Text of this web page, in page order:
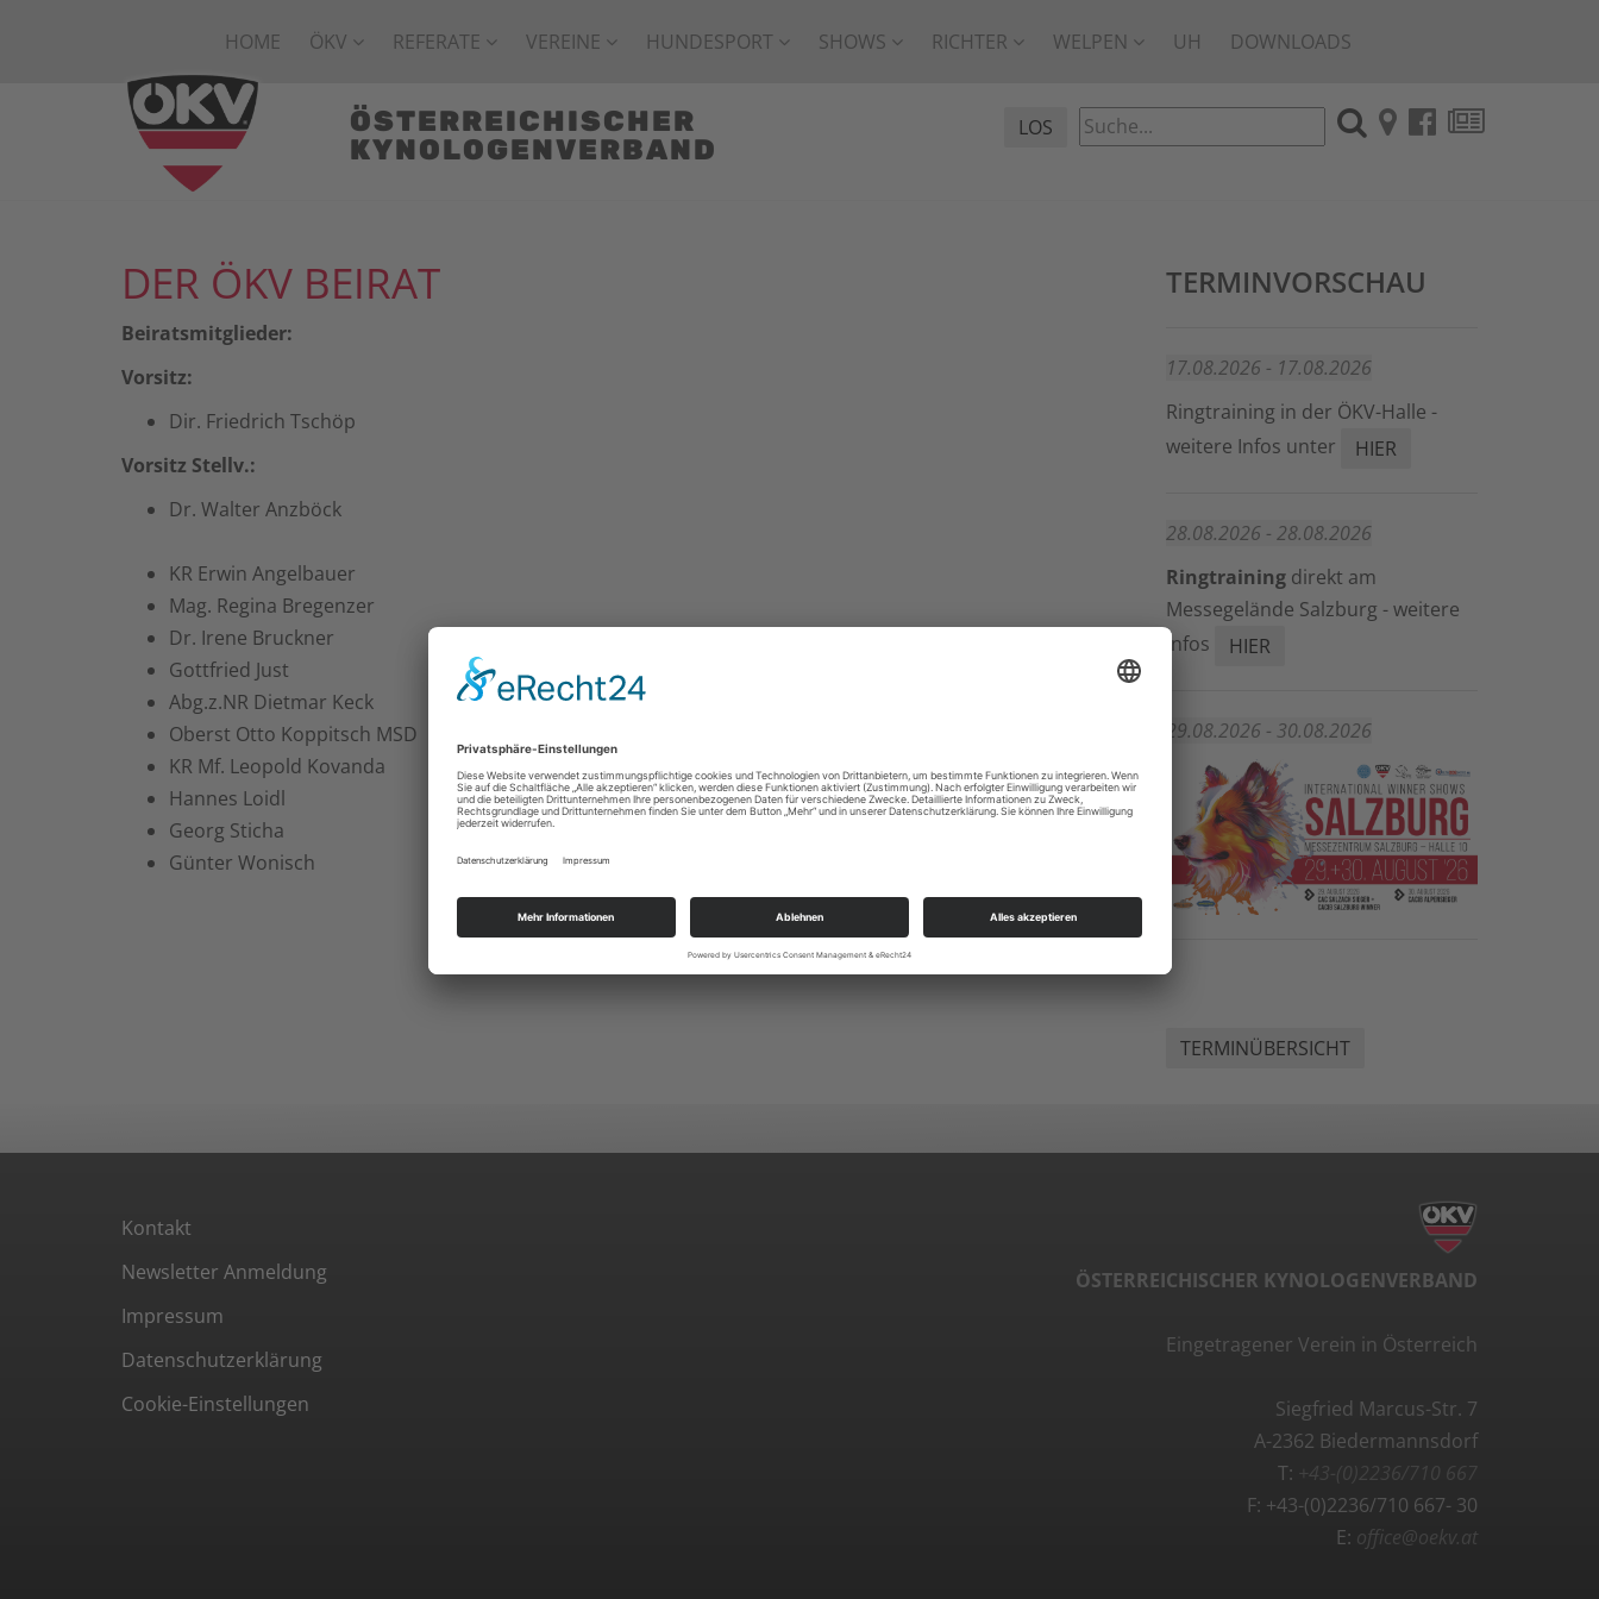
HOME ÖKV REFERATE VEREINE HUNDESPORT SHOWS RICHTER WELPEN UH DOWNLOADS
ÖSTERREICHISCHER
KYNOLOGENVERBAND
DER ÖKV BEIRAT
Beiratsmitglieder:
Vorsitz:
Dir. Friedrich Tschöp
Vorsitz Stellv.:
Dr. Walter Anzböck
KR Erwin Angelbauer
Mag. Regina Bregenzer
Dr. Irene Bruckner
Gottfried Just
Abg.z.NR Dietmar Keck
Oberst Otto Koppitsch MSD
KR Mf. Leopold Kovanda
Hannes Loidl
Georg Sticha
Günter Wonisch
TERMINVORSCHAU
17.08.2026 - 17.08.2026
Ringtraining in der ÖKV-Halle -
weitere Infos unter
HIER
28.08.2026 - 28.08.2026
Ringtraining direkt am
Messegelände Salzburg - weitere
Infos
HIER
29.08.2026 - 30.08.2026
TERMINÜBERSICHT
Kontakt
Newsletter Anmeldung
Impressum
Datenschutzerklärung
Cookie-Einstellungen
ÖSTERREICHISCHER KYNOLOGENVERBAND
Eingetragener Verein in Österreich
Siegfried Marcus-Str. 7
A-2362 Biedermannsdorf
T: +43-(0)2236/710 667
F: +43-(0)2236/710 667- 30
E: office@oekv.at